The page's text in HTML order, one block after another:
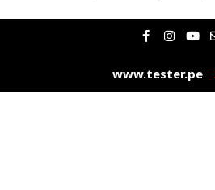
F
a
e
b
o
I
n
t
a
g
Y
o
t
u
b
www.tester.pe